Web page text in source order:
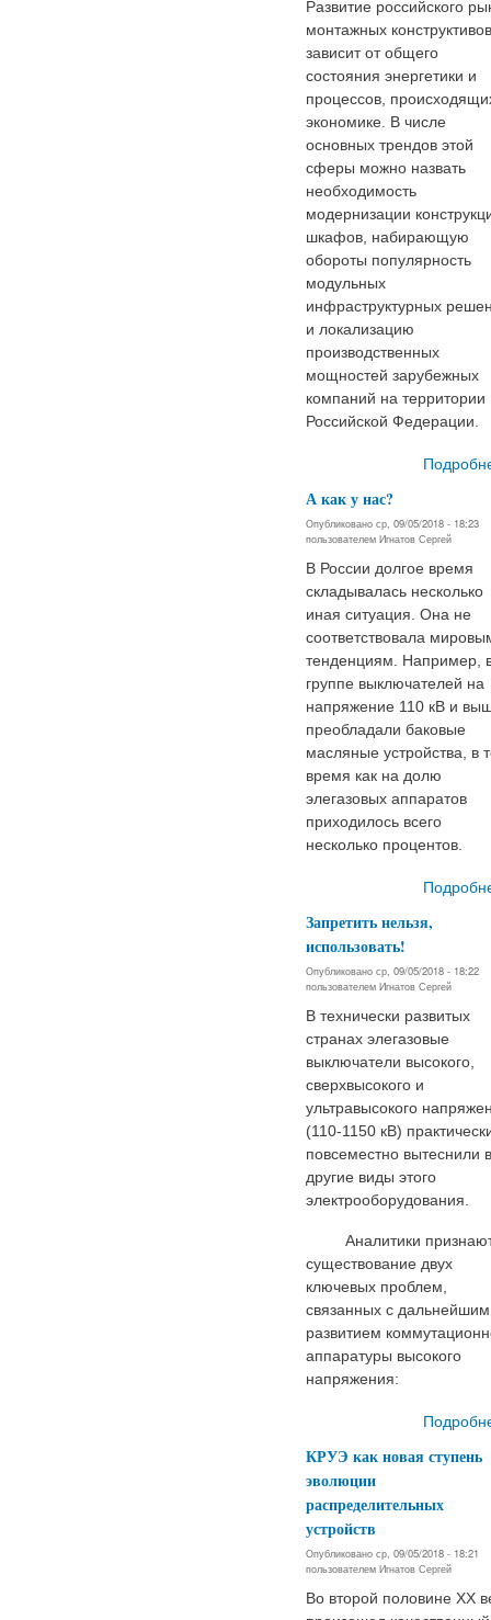
Развитие российского
монтажных конструктивов
зависит от общего
состояния энергетики и
процессов,
экономике. В числе
основных трендов этой
сферы можно назвать
необходимость
модернизации
шкафов, набирающую
обороты популярность
модульных
инфраструктурных
и локализацию
производственных
мощностей зарубежных
компаний на территории
Российской Федерации.
А как у нас?
Опубликовано ср, 09/05/2018 - 18:23
пользователем Игнатов Сергей
В России долгое время
складывалась несколько
иная ситуация. Она не
соответствовала
тенденциям. Например,
группе выключателей на
напряжение 110 кВ и
преобладали баковые
масляные устройства, в
время как на долю
элегазовых аппаратов
приходилось всего
несколько процентов.
Запретить нельзя,
использовать!
Опубликовано ср, 09/05/2018 - 18:22
пользователем Игнатов Сергей
В технически развитых
странах элегазовые
выключатели высокого,
сверхвысокого и
ультравысокого
(110-1150 кВ)
повсеместно вытеснили
другие виды этого
электрооборудования.
Аналитики
существование двух
ключевых проблем,
связанных с дальнейшим
развитием
аппаратуры высокого
напряжения:
КРУЭ как новая ступень
эволюции
распределительных
устройств
Опубликовано ср, 09/05/2018 - 18:21
пользователем Игнатов Сергей
Во второй половине ХХ